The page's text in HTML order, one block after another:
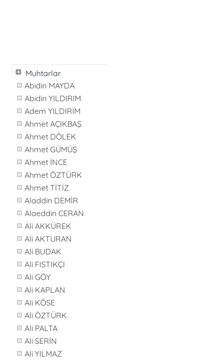
Muhtarlar
Abidin MAYDA
Abidin YILDIRIM
Adem YILDIRIM
Ahmet AÇIKBAŞ
Ahmet DÖLEK
Ahmet GÜMÜŞ
Ahmet İNCE
Ahmet ÖZTÜRK
Ahmet TİTİZ
Aladdin DEMİR
Alaeddin CERAN
Ali AKKÜREK
Ali AKTURAN
Ali BUDAK
Ali FISTIKÇI
Ali GÖY
Ali KAPLAN
Ali KÖSE
Ali ÖZTÜRK
Ali PALTA
Ali SERİN
Ali YILMAZ